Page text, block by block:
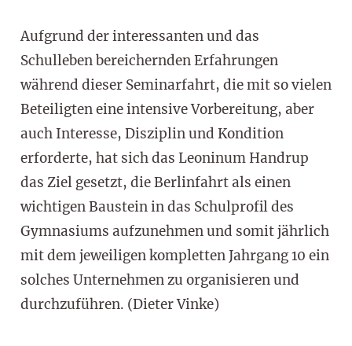
Aufgrund der interessanten und das
Schulleben bereichernden Erfahrungen
während dieser Seminarfahrt, die mit so vielen
Beteiligten eine intensive Vorbereitung, aber
auch Interesse, Disziplin und Kondition
erforderte, hat sich das Leoninum Handrup
das Ziel gesetzt, die Berlinfahrt als einen
wichtigen Baustein in das Schulprofil des
Gymnasiums aufzunehmen und somit jährlich
mit dem jeweiligen kompletten Jahrgang 10 ein
solches Unternehmen zu organisieren und
durchzuführen. (Dieter Vinke)